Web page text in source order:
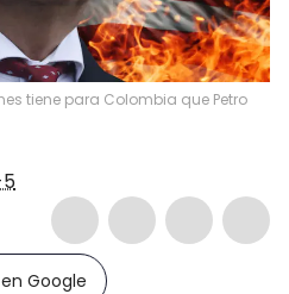
tiene para Colombia que Petro
Google